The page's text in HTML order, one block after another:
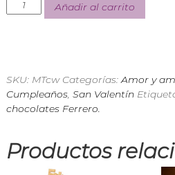
Añadir al carrito
SKU: MTcw Categorías:Amor y
Cumpleaños, San Valentín
chocolates Ferrero.
Productos